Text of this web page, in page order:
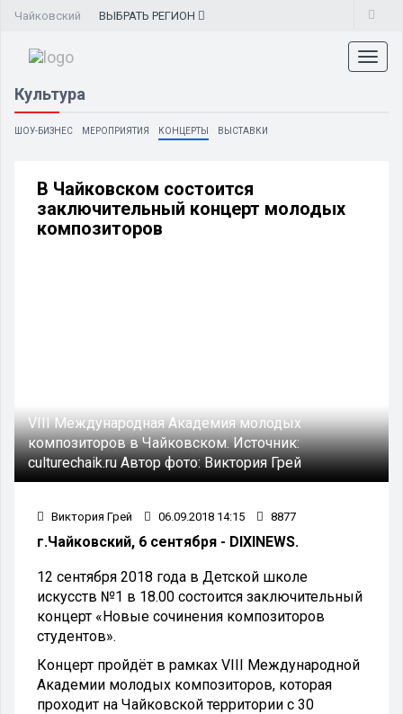
Чайковский ВЫБРАТЬ РЕГИОН
Культура
ШОУ-БИЗНЕС МЕРОПРИЯТИЯ КОНЦЕРТЫ ВЫСТАВКИ
В Чайковском состоится
заключительный концерт молодых
композиторов
VIII Международная Академия молодых
композиторов в Чайковском.Источник:
culturechaik.ruАвтор фото:Виктория Грей
Виктория Грей 06.09.2018 14:15 8877
г.Чайковский, 6 сентября - DIXINEWS.
12 сентября 2018 года в Детской школе
искусств №1 в 18.00 состоится заключительный
концерт «Новые сочинения композиторов
студентов».
Концерт пройдёт в рамках VIII Международной
Академии молодых композиторов, которая
проходит на Чайковской территории с 30